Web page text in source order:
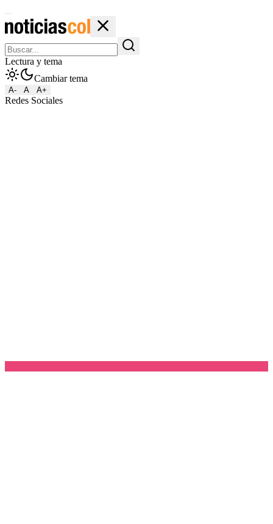
Lectura y tema
Cambiar tema
A- A A+
Redes Sociales